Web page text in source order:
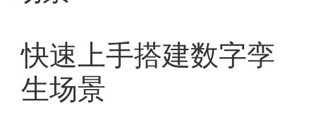
快速上手搭建数字孪
生场景